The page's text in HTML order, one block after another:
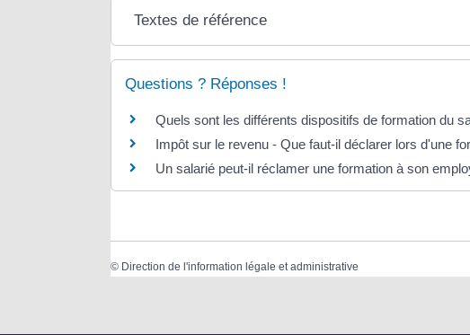
Textes de référence
Questions ? Réponses !
Quels sont les différents dispositifs de formation du
Impôt sur le revenu - Que faut-il déclarer lors d'une
Un salarié peut-il réclamer une formation à son
© Direction de l'information légale et administrative